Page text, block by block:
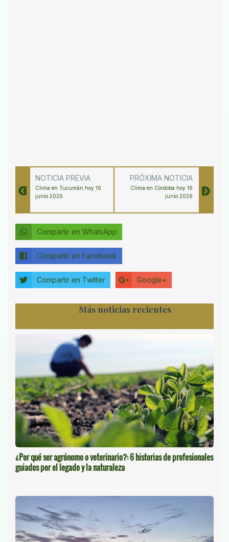
NOTICIA PREVIA
Clima en Tucumán hoy 16
junio 2026
PRÓXIMA NOTICIA
Clima en Córdoba hoy 16
junio 2026
Compartir en WhatsApp
Compartir en Facebook
Compartir en Twitter Google+
Más noticias recientes
¿Por qué ser agrónomo o veterinario?: 6 historias de profesionales
guiados por el legado y la naturaleza